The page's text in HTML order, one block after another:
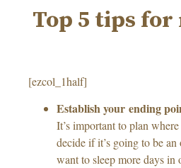
Top 5 tips
[ezcol_1half]
Establish your ending
It’s important to plan
decide if it’s going to be
want to sleep more days in